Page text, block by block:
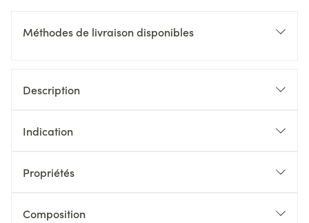
Méthodes de livraison disponibles
Description
Indication
Propriétés
Composition